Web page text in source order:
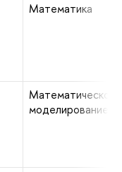
Математика
Математическое
моделирование